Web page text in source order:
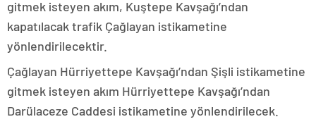
gitmek isteyen akım, Kuştepe Kavşağı’ndan
kapatılacak trafik Çağlayan istikametine
yönlendirilecektir.
Çağlayan Hürriyettepe Kavşağı’ndan Şişli istikametine
gitmek isteyen akım Hürriyettepe Kavşağı’ndan
Darülaceze Caddesi istikametine yönlendirilecek.